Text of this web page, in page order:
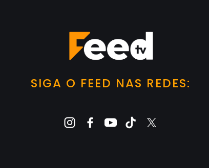
SIGA O FEED NAS REDES: